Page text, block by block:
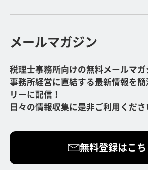
メールマガジン
税理士事務所向けの無料メールマガ
事務所経営に直結する最新情報を簡
リーに配信！
日々の情報収集に是非ご利用くださ
無料登録はこち